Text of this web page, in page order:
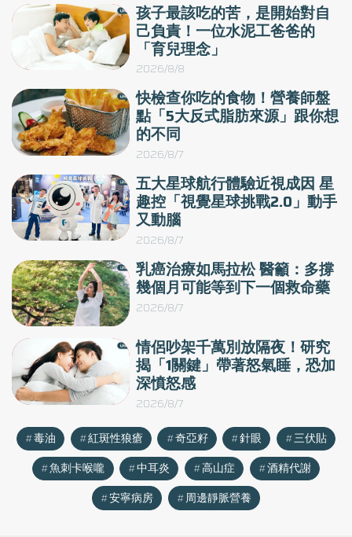
孩子最該吃的苦，是開始對自
己負責！一位水泥工爸爸的
「育兒理念」
2026/8/8
快檢查你吃的食物！營養師盤
點「5大反式脂肪來源」跟你想
的不同
2026/8/7
五大星球航行體驗近視成因 星
趣控「視覺星球挑戰2.0」動手
又動腦
2026/8/7
乳癌治療如馬拉松 醫籲：多撐
幾個月可能等到下一個救命藥
2026/8/7
情侶吵架千萬別放隔夜！研究
揭「1關鍵」帶著怒氣睡，恐加
深憤怒感
2026/8/7
毒油 紅斑性狼瘡 奇亞籽 針眼
三伏貼
魚刺卡喉嚨
中耳炎 高山症
酒精代謝
安寧病房
周邊靜脈營養